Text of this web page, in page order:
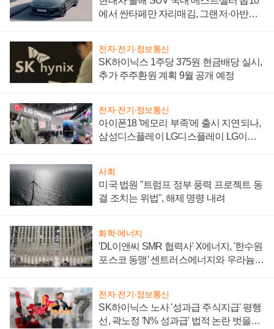
에서 싼타페만 자리매김, 그랜저·아반떼
전자·전기·정보통신
SK하이닉스 1주당 375원 현금배당 실시,
추가 주주환원 계획 9월 공개 예정
전자·전기·정보통신
아이폰18 '메모리 부족'에 출시 지연되나,
삼성디스플레이 LG디스플레이 LG이노
사회
미국 법원 "트럼프 정부 풍력 프로젝트 동
결 조치는 위법", 해제 명령 내려
화학·에너지
'DL이앤씨 SMR 협력사' X에너지, '한수원
포스코 동맹' 센트러스에너지와 우라늄
전자·전기·정보통신
SK하이닉스 노사 '성과급 주식지급' 평행
선, 곽노정 'N% 성과급' 법적 논란 벗을지